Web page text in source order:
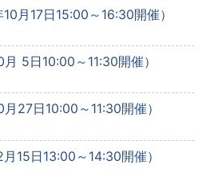
月17日15:00～16:30開催）
5日10:00～11:30開催）
27日10:00～11:30開催）
15日13:00～14:30開催）